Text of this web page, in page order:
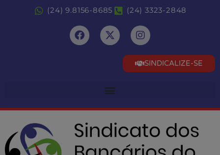
(24) 9.8156-8685 (24) 3323-2848
SINDICALIZE-SE